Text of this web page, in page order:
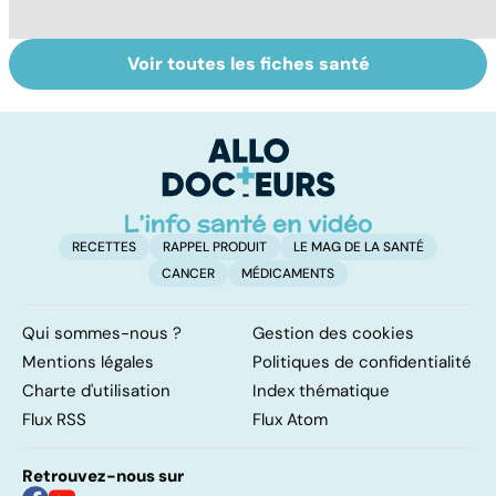
Les agrumes et
leurs bienfaits
Alimentation :
mangeons-nous
protéines ?
Voir toutes les fiches santé
RECETTES RAPPEL PRODUIT
LE MAG DE LA SANTÉ
CANCER
MÉDICAMENTS
Qui sommes-nous ?
Gestion des cookies
Mentions légales
Politiques de confidentialité
Charte d'utilisation
Index thématique
Flux RSS
Flux Atom
Retrouvez-nous sur